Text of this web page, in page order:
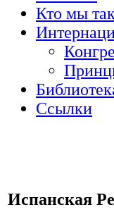
Кто мы
Ссылки
Испанская